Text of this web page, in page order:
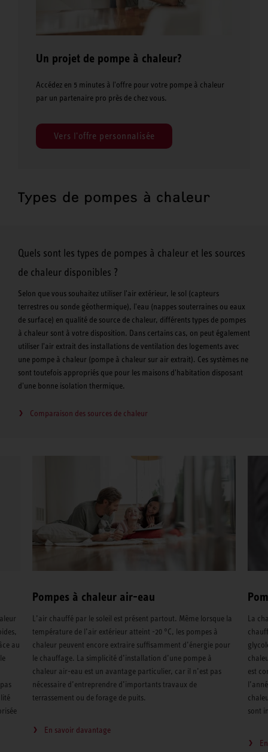
Un projet de pompe à chaleur?
Accédez en 5 minutes à l'offre pour votre pompe à chaleur
par un partenaire pro près de chez vous.
Vers l'offre personnalisée
Types de pompes à chaleur
Quels sont les types de pompes à chaleur et les sources
de chaleur disponibles ?
Selon que vous souhaitez utiliser l'air extérieur, le sol (capteurs
terrestres ou sonde géothermique), l'eau (nappes souterraines ou eaux
de surface) en qualité de source de chaleur, différents types de pompes
à chaleur sont à votre disposition. Dans certains cas, on peut également
utiliser l'air extrait des installations de ventilation des logements avec
une pompe à chaleur (pompe à chaleur sur air extrait). Ces systèmes ne
sont toutefois appropriés que pour les maisons d'habitation disposant
d'une bonne isolation thermique.
Comparaison des sources de chaleur
au
Pompes à chaleur air-eau
L’air chauffé par le soleil est présent partout. Même lorsque la
température de l’air extérieur atteint -20 °C, les pompes à
chaleur peuvent encore extraire suffisamment d’énergie pour
le chauffage. La simplicité d’installation d’une pompe à
chaleur air-eau est un avantage particulier, car il n’est pas
nécessaire d’entreprendre d’importants travaux de
terrassement ou de forage de puits.
En savoir davantage
La
est
sont